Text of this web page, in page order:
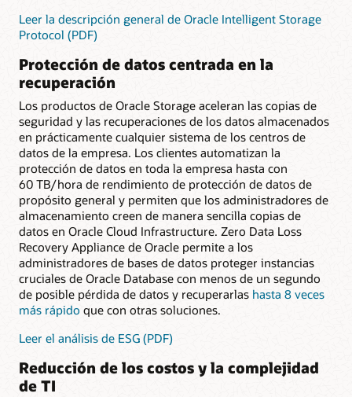
Leer la descripción general de Oracle Intelligent Storage
Protocol (PDF)
Protección de datos centrada en la
recuperación
Los productos de Oracle Storage aceleran las copias de
seguridad y las recuperaciones de los datos almacenados
en prácticamente cualquier sistema de los centros de
datos de la empresa. Los clientes automatizan la
protección de datos en toda la empresa hasta con
60 TB/hora de rendimiento de protección de datos de
propósito general y permiten que los administradores de
almacenamiento creen de manera sencilla copias de
datos en Oracle Cloud Infrastructure. Zero Data Loss
Recovery Appliance de Oracle permite a los
administradores de bases de datos proteger instancias
cruciales de Oracle Database con menos de un segundo
de posible pérdida de datos y recuperarlas hasta 8 veces
más rápido que con otras soluciones.
Leer el análisis de ESG (PDF)
Reducción de los costos y la complejidad
de TI